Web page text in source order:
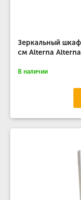
Зеркальный
см Alterna Alterna
В наличии